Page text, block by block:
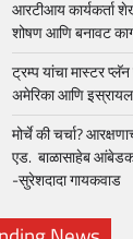
आरटीआय कार्यकर्ता
शोषण आणि बनावट
ट्रम्प यांचा मास्टर
अमेरिका आणि
मोर्चे की चर्चा?
एड. बाळासाहेब
-सुरेशदादा गायकवाड